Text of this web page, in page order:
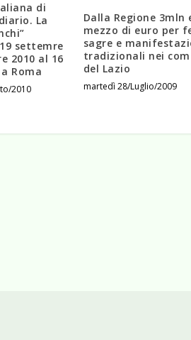
di
La
settemre
2010 al 16
Roma
2010
Dalla Regione 3mln
mezzo di euro per
sagre e
tradizionali nei
del Lazio
martedì 28/Luglio/2009